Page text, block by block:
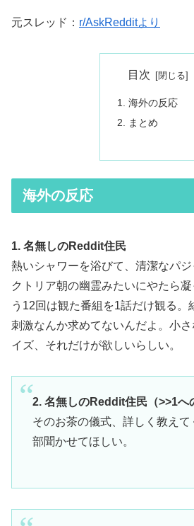
元スレッド： r/AskRedditより
目次
海外の反応
まとめ
海外の反応
1. 名無しのReddit住民
熱いシャワーを浴びて、清潔なパ
クトリア朝の幽霊みたいにやたら
う12回は観た番組を1話だけ観る。
刺激なんか求めてないんだよ。小
イズ、それだけが欲しいらしい。
2. 名無しのReddit住民（>>1へ
そのお茶の儀式、詳しく教え
部聞かせてほしい。